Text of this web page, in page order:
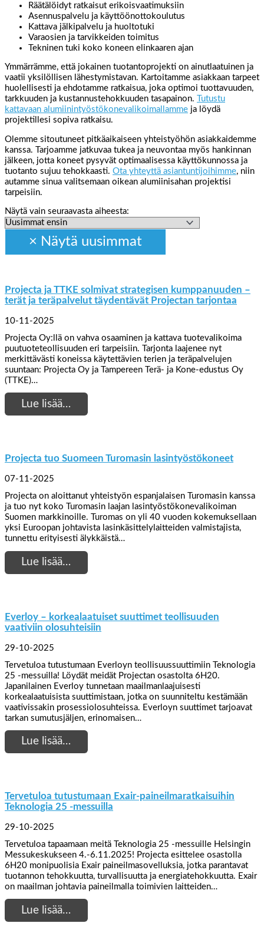
Räätälöidyt ratkaisut erikoisvaatimuksiin
Asennuspalvelu ja käyttöönottokoulutus
Kattava jälkipalvelu ja huoltotuki
Varaosien ja tarvikkeiden toimitus
Tekninen tuki koko koneen elinkaaren ajan
Ymmärrämme, että jokainen tuotantoprojekti on ainutlaatuinen ja
vaatii yksilöllisen lähestymistavan. Kartoitamme asiakkaan tarpeet
huolellisesti ja ehdotamme ratkaisua, joka optimoi tuottavuuden,
tarkkuuden ja kustannustehokkuuden tasapainon.
Tutustu
kattavaan alumiinintyöstökonevalikoimallamme ja löydä
projektillesi sopiva ratkaisu.
Olemme sitoutuneet pitkäaikaiseen yhteistyöhön asiakkaidemme
kanssa. Tarjoamme jatkuvaa tukea ja neuvontaa myös hankinnan
jälkeen, jotta koneet pysyvät optimaalisessa käyttökunnossa ja
tuotanto sujuu tehokkaasti. Ota yhteyttä asiantuntijoihimme, niin
autamme sinua valitsemaan oikean alumiinisahan projektisi
tarpeisiin.
Näytä vain seuraavasta aiheesta:
Projecta ja TTKE solmivat strategisen kumppanuuden –
terät ja teräpalvelut täydentävät Projectan tarjontaa
10-11-2025
Projecta Oy:llä on vahva osaaminen ja kattava tuotevalikoima
puutuoteteollisuuden eri tarpeisiin. Tarjonta laajenee nyt
merkittävästi koneissa käytettävien terien ja teräpalvelujen
suuntaan: Projecta Oy ja Tampereen Terä- ja Kone-edustus Oy
(TTKE)…
Lue lisää…
Projecta tuo Suomeen Turomasin lasintyöstökoneet
07-11-2025
Projecta on aloittanut yhteistyön espanjalaisen Turomasin kanssa
ja tuo nyt koko Turomasin laajan lasintyöstökonevalikoiman
Suomen markkinoille. Turomas on yli 40 vuoden kokemuksellaan
yksi Euroopan johtavista lasinkäsittelylaitteiden valmistajista,
tunnettu erityisesti älykkäistä…
Lue lisää…
Everloy – korkealaatuiset suuttimet teollisuuden
vaativiin olosuhteisiin
29-10-2025
Tervetuloa tutustumaan Everloyn teollisuussuuttimiin Teknologia
25 -messuilla! Löydät meidät Projectan osastolta 6H20.
Japanilainen Everloy tunnetaan maailmanlaajuisesti
korkealaatuisista suuttimistaan, jotka on suunniteltu kestämään
vaativissakin prosessiolosuhteissa. Everloyn suuttimet tarjoavat
tarkan sumutusjäljen, erinomaisen…
Lue lisää…
Tervetuloa tutustumaan Exair-paineilmaratkaisuihin
Teknologia 25 -messuilla
29-10-2025
Tervetuloa tapaamaan meitä Teknologia 25 -messuille Helsingin
Messukeskukseen 4.-6.11.2025! Projecta esittelee osastolla
6H20 monipuolisia Exair paineilmasovelluksia, jotka parantavat
tuotannon tehokkuutta, turvallisuutta ja energiatehokkuutta. Exair
on maailman johtavia paineilmalla toimivien laitteiden…
Lue lisää…